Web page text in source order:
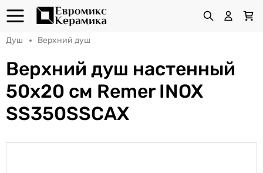
Душ Верхний душ
Верхний душ настенный
50x20 см Remer INOX
SS350SSCAX